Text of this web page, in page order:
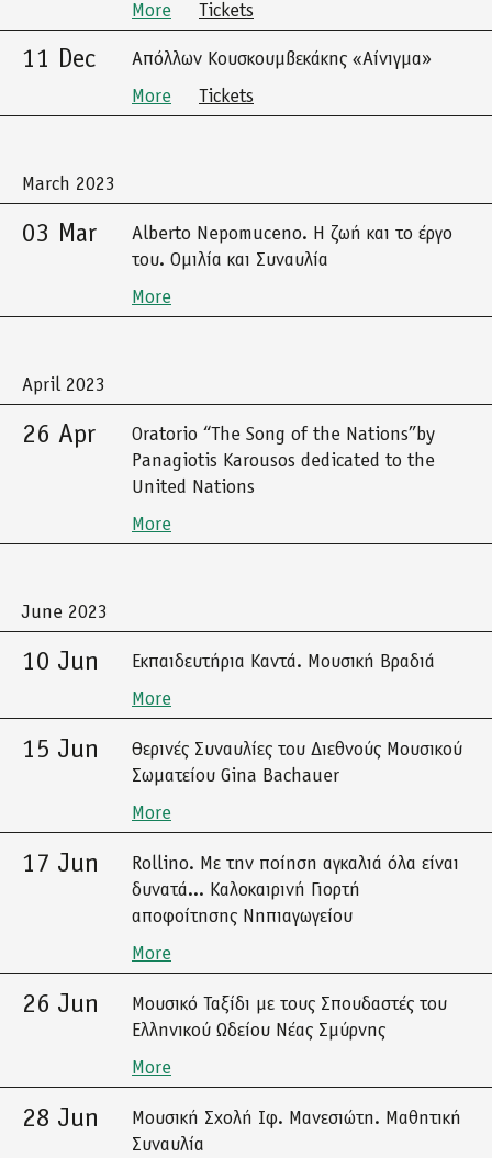
More
Tickets
11 Dec
Απόλλων Κουσκουμβεκάκης «Αίνιγμα»
More
Tickets
March 2023
03 Mar
Alberto Nepomuceno. Η ζωή και το έργο
του. Ομιλία και Συναυλία
More
April 2023
26 Apr
Oratorio “The Song of the Nations”by
Panagiotis Karousos dedicated to the
United Nations
More
June 2023
10 Jun
Εκπαιδευτήρια Καντά. Μουσική Βραδιά
More
15 Jun
Θερινές Συναυλίες του Διεθνούς Μουσικού
Σωματείου Gina Bachauer
More
17 Jun
Rollino. Με την ποίηση αγκαλιά όλα είναι
δυνατά... Καλοκαιρινή Γιορτή
αποφοίτησης Νηπιαγωγείου
More
26 Jun
Μουσικό Ταξίδι με τους Σπουδαστές του
Ελληνικού Ωδείου Νέας Σμύρνης
More
28 Jun
Μουσική Σχολή Ιφ. Μανεσιώτη. Μαθητική
Συναυλία